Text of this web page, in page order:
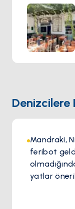
ağaçların
lezzetli
çıkararak
Denizcilere
Mandraki,
feribot
yatlar